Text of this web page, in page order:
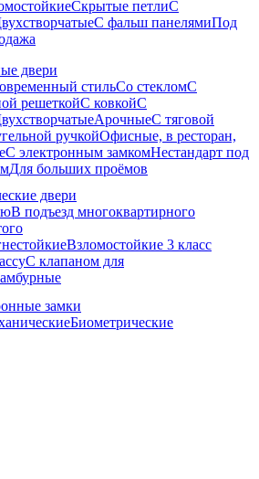
Скрытые петлиС
С фальш панелямиПод
двери
стильСо стекломС
решеткойС ковкойС
АрочныеС тяговой
ручкойОфисные, в ресторан,
С электронным замкомНестандарт под
Для больших проёмов
двери
В подъезд многоквартирного
Взломостойкие 3 класс
С клапаном для
замки
Биометрические